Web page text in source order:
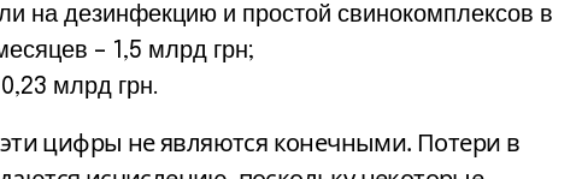
на дезинфекцию и простой свинокомплексов в
– 1,5 млрд грн;
млрд грн.
цифры не являются конечными. Потери в